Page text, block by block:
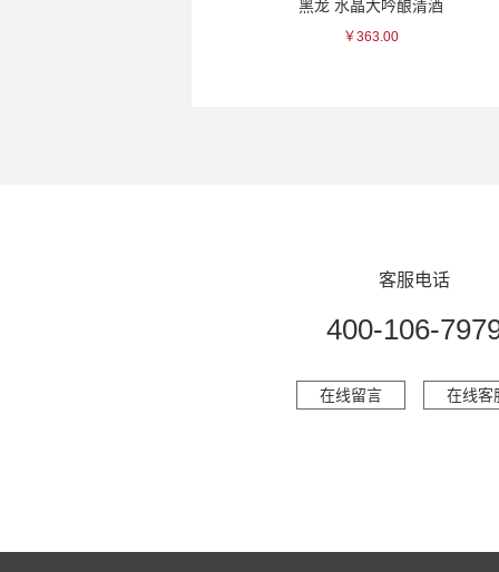
黑龙 水晶大吟酿清酒
￥363.00
客服电话
400-106-
在线留言 在线客